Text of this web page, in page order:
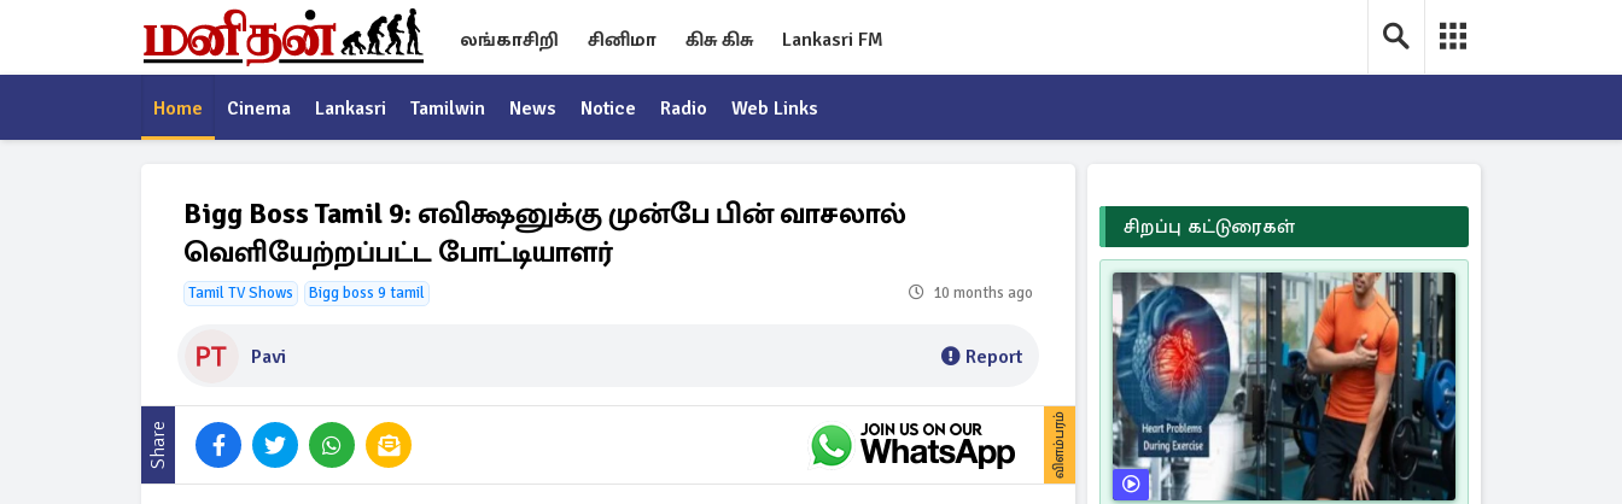
லங்காசிறி சினிமா கிசு கிசு Lankasri FM
Home Cinema Lankasri Tamilwin News Notice Radio Web Links
Bigg Boss Tamil 9: எவிக்ஷனுக்கு முன்பே பின் வாசலால்
வெளியேற்றப்பட்ட போட்டியாளர்
Tamil TV Shows Bigg boss 9 tamil 10 months ago
Pavi Report
Share விளம்பரம்
சிறப்பு கட்டுரைகள்